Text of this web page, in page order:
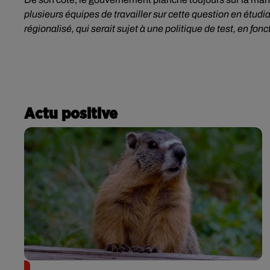
plusieurs équipes de travailler sur cette question en
régionalisé, qui serait sujet à une politique de test, en
Actu positive